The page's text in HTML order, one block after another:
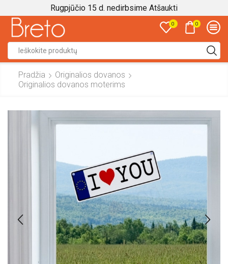
Rugpjūčio 15 d. nedirbsime Atšaukti
0 0
input
Pradžia
Originalios dovanos
Originalios dovanos moterims